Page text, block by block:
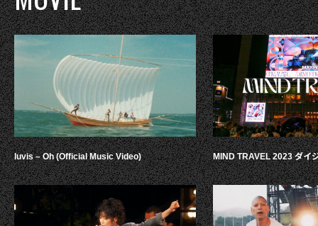
luvis – Oh (Official Music Video) MIND TRAVEL 2023 ダイ